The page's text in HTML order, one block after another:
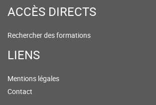
ACCÈS DIRECTS
Rechercher des formations
LIENS
Mentions légales
Contact